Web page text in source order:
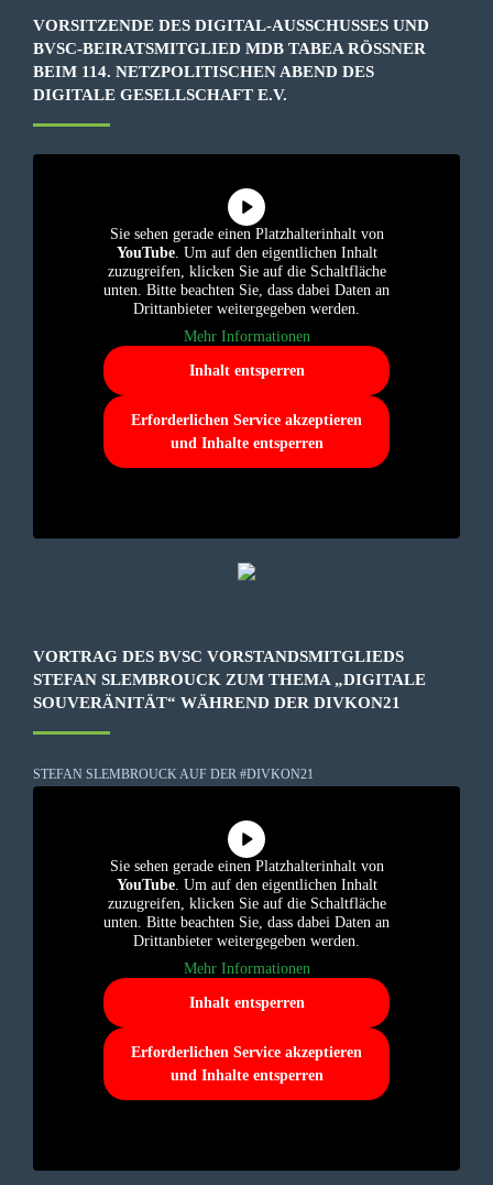
VORSITZENDE DES DIGITAL-AUSSCHUSSES UND
BVSC-BEIRATSMITGLIED MDB TABEA RÖSSNER B
EIM 114. NETZPOLITISCHEN ABEND DES D
IGITALE GESELLSCHAFT E.V.
Sie sehen gerade einen Platzhalterinhalt von
YouTube. Um auf den eigentlichen Inhalt
zuzugreifen, klicken Sie auf die Schaltfläche
unten. Bitte beachten Sie, dass dabei Daten an
Drittanbieter weitergegeben werden.
Mehr Informationen
Inhalt entsperren
Erforderlichen Service akzeptieren
und Inhalte entsperren
VORTRAG DES BVSC VORSTANDSMITGLIEDS
STEFAN SLEMBROUCK ZUM THEMA „DIGITALE
SOUVERÄNITÄT“ WÄHREND DER DIVKON21
STEFAN SLEMBROUCK AUF DER #DIVKON21
Sie sehen gerade einen Platzhalterinhalt von
YouTube. Um auf den eigentlichen Inhalt
zuzugreifen, klicken Sie auf die Schaltfläche
unten. Bitte beachten Sie, dass dabei Daten an
Drittanbieter weitergegeben werden.
Mehr Informationen
Inhalt entsperren
Erforderlichen Service akzeptieren
und Inhalte entsperren